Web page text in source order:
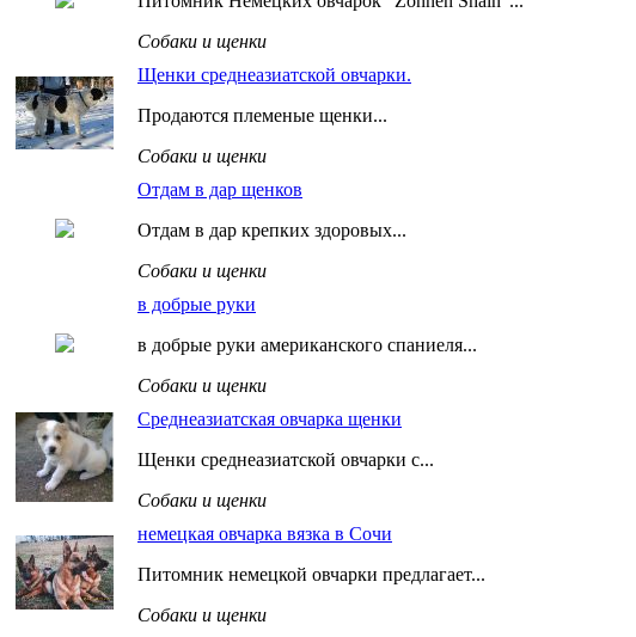
Собаки и щенки
Щенки среднеазиатской овчарки.
Продаются племеные щенки...
Собаки и щенки
Отдам в дар щенков
Отдам в дар крепких здоровых...
Собаки и щенки
в добрые руки
в добрые руки американского спаниеля...
Собаки и щенки
Среднеазиатская овчарка щенки
Щенки среднеазиатской овчарки с...
Собаки и щенки
немецкая овчарка вязка в Сочи
Питомник немецкой овчарки предлагает...
Собаки и щенки